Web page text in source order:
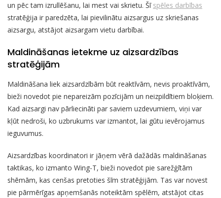
un pēc tam izrullēšanu, lai mest vai skrietu. Šī spēles darbības
stratēģija ir paredzēta, lai pievilinātu aizsargus uz skriešanas
aizsargu, atstājot aizsargam vietu darbībai.
Maldināšanas ietekme uz aizsardzības
stratēģijām
Maldināšana liek aizsardzībām būt reaktīvām, nevis proaktīvām,
bieži novedot pie nepareizām pozīcijām un neizpildītiem bloķiem.
Kad aizsargi nav pārliecināti par saviem uzdevumiem, viņi var
kļūt nedroši, ko uzbrukums var izmantot, lai gūtu ievērojamus
ieguvumus.
Aizsardzības koordinatori ir jāņem vērā dažādās maldināšanas
taktikas, ko izmanto Wing-T, bieži novedot pie sarežģītām
shēmām, kas cenšas pretoties šīm stratēģijām. Tas var novest
pie pārmērīgas apņemšanās noteiktām spēlēm, atstājot citas